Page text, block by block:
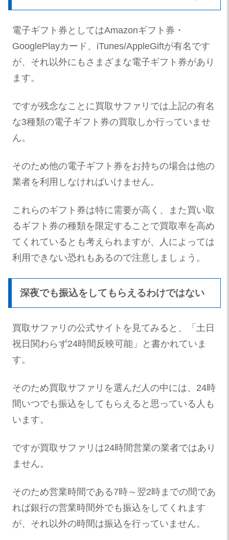
電子ギフト券としてはAmazonギフト券・
GooglePlayカード、iTunes/AppleGiftが有名です
が、それ以外にもさまざまな電子ギフト券があり
ます。
ですが残念なことに買取サファリでは上記の有名
な3種類の電子ギフト券の買取しか行っていませ
ん。
そのため他の電子ギフト券をお持ちの場合は他の
業者を利用しなければいけません。
これらのギフト券は特に需要が高く、また買い取
るギフト券の種類を限定することで買取率を高め
てくれているとも考えられますが、人によっては
利用できない恐れもあるので注意しましょう。
深夜でも振込をしてもらえるわけではない
買取サファリの公式サイトを見てみると、「土日
祝日関わらず24時間反映可能」と書かれていま
す。
そのため買取サファリを選んだ人の中には、24時
間いつでも振込をしてもらえると思っている人も
います。
ですが買取サファリは24時間営業の業者ではあり
ません。
そのため営業時間である7時～翌2時までの間であ
れば銀行の営業時間外でも振込をしてくれます
が、それ以外の時間は振込を行っていません。